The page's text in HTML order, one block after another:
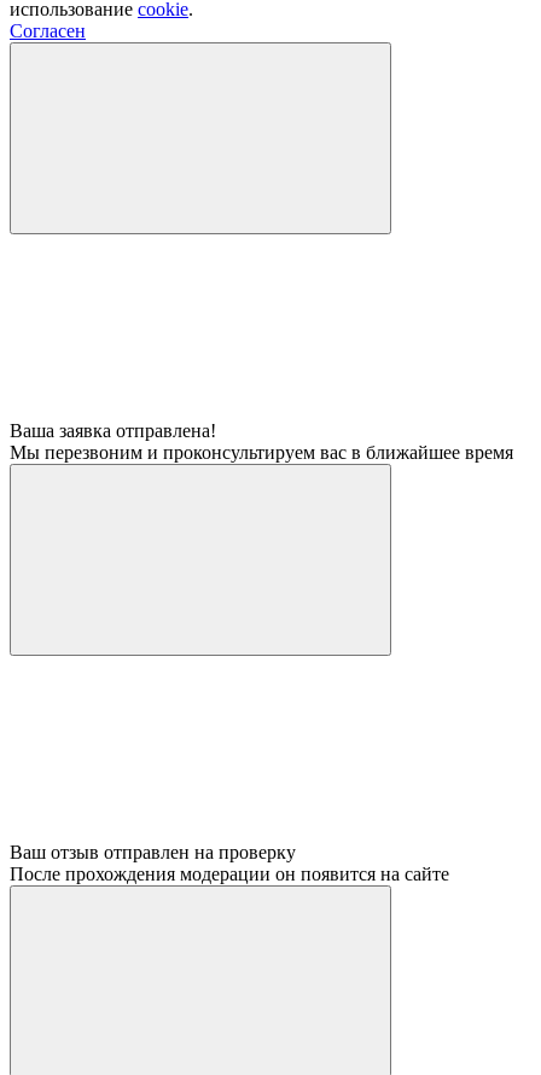
использование cookie.
Согласен
Ваша заявка отправлена!
Мы перезвоним и проконсультируем вас в ближайшее время
Ваш отзыв отправлен на проверку
После прохождения модерации он появится на сайте